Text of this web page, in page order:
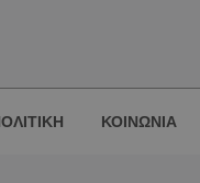
ΚΟΙΝΩΝΙΑ